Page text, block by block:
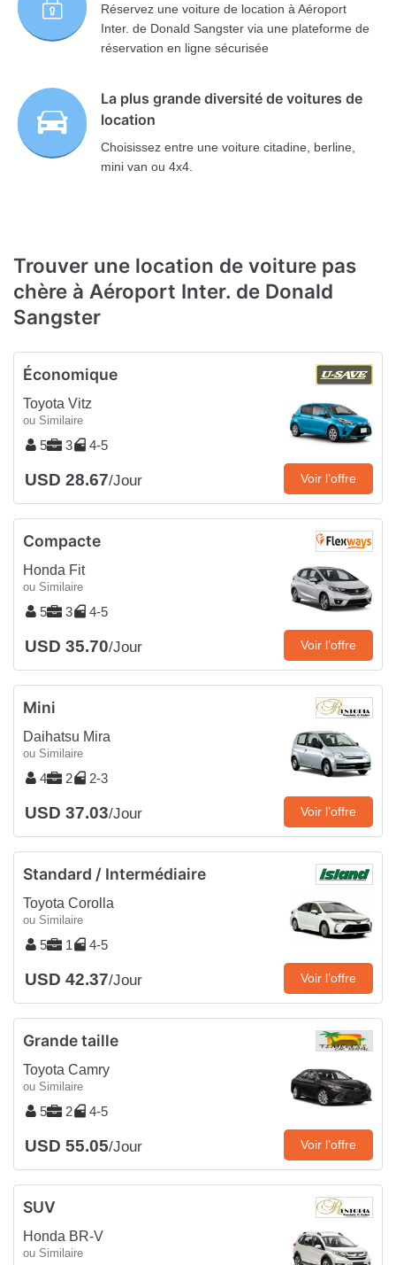
Réservez une voiture de location à Aéroport
Inter. de Donald Sangster via une plateforme de
réservation en ligne sécurisée
La plus grande diversité de voitures de
location
Choisissez entre une voiture citadine, berline,
mini van ou 4x4.
Trouver une location de voiture pas
chère à Aéroport Inter. de Donald
Sangster
Économique
Toyota Vitz
ou Similaire
5 3 4-5
USD 28.67/Jour Voir l’offre
Compacte
Honda Fit
ou Similaire
5 3 4-5
USD 35.70/Jour Voir l’offre
Mini
Daihatsu Mira
ou Similaire
4 2 2-3
USD 37.03/Jour Voir l’offre
Standard / Intermédiaire
Toyota Corolla
ou Similaire
5 1 4-5
USD 42.37/Jour Voir l’offre
Grande taille
Toyota Camry
ou Similaire
5 2 4-5
USD 55.05/Jour Voir l’offre
SUV
Honda BR-V
ou Similaire